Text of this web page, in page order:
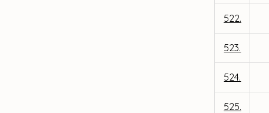
522.
523.
524.
525.